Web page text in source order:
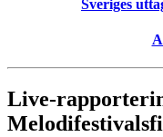
Sveriges
Live-